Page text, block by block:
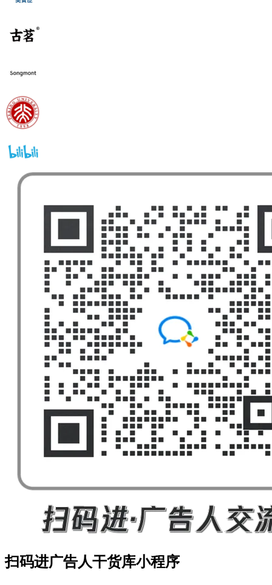
扫码进广告人干货库小程序